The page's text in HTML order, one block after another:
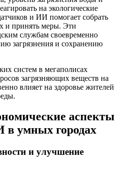
на экологические
и ИИ помогает собрать
и принять меры. Эти
службам своевременно
загрязнения и сохранению
систем в мегаполисах
загрязняющих веществ на
влияет на здоровье жителей
аспекты
в умных городах
и улучшение